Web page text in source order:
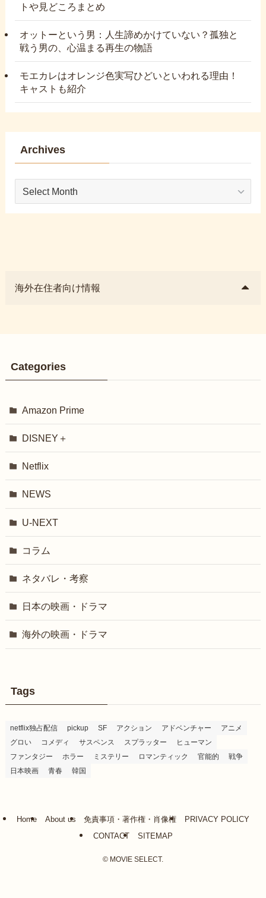
トや見どころまとめ
オットーという男：人生諦めかけていない？孤独と
戦う男の、心温まる再生の物語
モエカレはオレンジ色実写ひどいといわれる理由！
キャストも紹介
Archives
Archives
海外在住者向け情報
Categories
Amazon Prime
DISNEY＋
Netflix
NEWS
U-NEXT
コラム
ネタバレ・考察
日本の映画・ドラマ
海外の映画・ドラマ
Tags
netflix独占配信 pickup SF アクション アドベンチャー
アニメ
グロい
コメディ サスペンス スプラッター
ヒューマン
ファンタジー
ホラー ミステリー ロマンティック 官能的
戦争
日本映画
青春 韓国
Home About us 免責事項・著作権・肖像権
PRIVACY POLICY
CONTACT
SITEMAP
© MOVIE SELECT.